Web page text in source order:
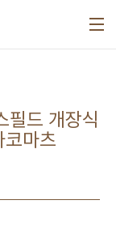
드 개장식
마츠